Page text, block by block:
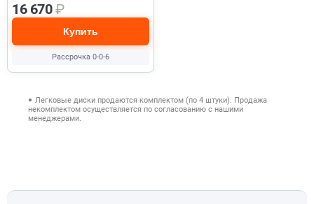
16 670₽
Купить
Рассрочка 0-0-6
Легковые диски продаются комплектом (по 4 штуки). Продажа
некомплектом осуществляется по согласованию с нашими
менеджерами.